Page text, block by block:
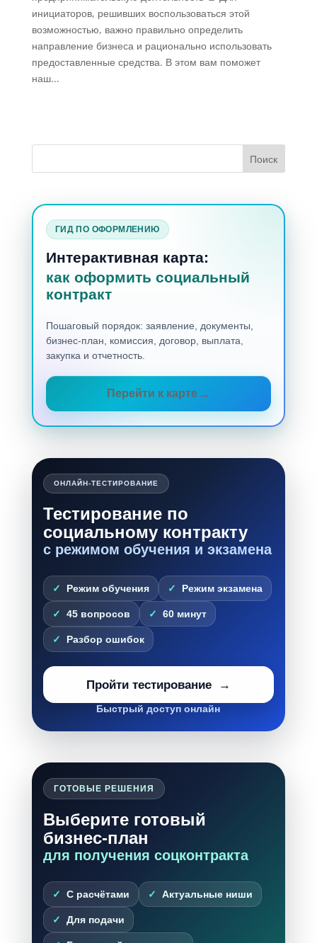
инициаторов, решивших воспользоваться этой
возможностью, важно правильно определить
направление бизнеса и рационально использовать
предоставленные средства. В этом вам поможет
наш...
ГИД ПО ОФОРМЛЕНИЮ
Интерактивная карта:
как оформить социальный
контракт
Пошаговый порядок: заявление, документы,
бизнес-план, комиссия, договор, выплата,
закупка и отчетность.
Перейти к карте
ОНЛАЙН-ТЕСТИРОВАНИЕ
Тестирование по
социальному контракту
с режимом обучения и экзамена
Режим обучения Режим экзамена
45 вопросов 60 минут
Разбор ошибок
Пройти тестирование
Быстрый доступ онлайн
ГОТОВЫЕ РЕШЕНИЯ
Выберите готовый
бизнес-план
для получения соцконтракта
С расчётами Актуальные ниши
Для подачи